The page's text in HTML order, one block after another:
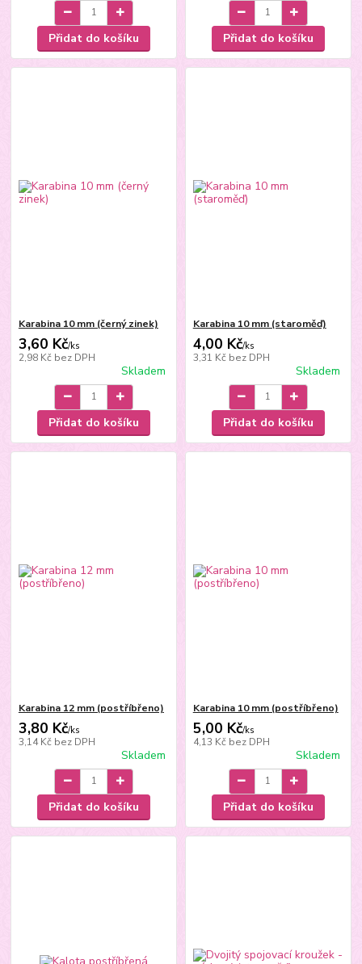
Přidat do košíku Přidat do košíku
Karabina 10 mm (černý zinek)
3,60 Kč/ks
2,98 Kč bez DPH
Skladem
Přidat do košíku
Karabina 10 mm (staroměď)
4,00 Kč/ks
3,31 Kč bez DPH
Skladem
Přidat do košíku
Karabina 12 mm (postříbřeno)
3,80 Kč/ks
3,14 Kč bez DPH
Skladem
Přidat do košíku
Karabina 10 mm (postříbřeno)
5,00 Kč/ks
4,13 Kč bez DPH
Skladem
Přidat do košíku